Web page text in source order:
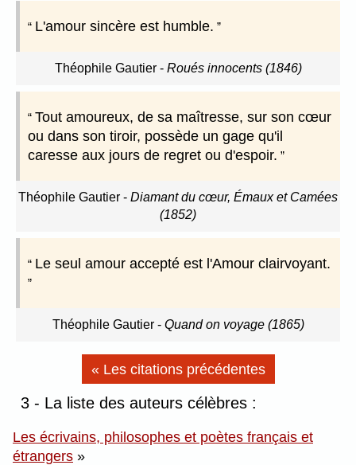
L'amour sincère est humble.
Théophile Gautier- Roués innocents (1846)
Tout amoureux, de sa maîtresse, sur son cœur
ou dans son tiroir, possède un gage qu'il
caresse aux jours de regret ou d'espoir.
Théophile Gautier - Diamant du cœur, Émaux et Camées
(1852)
Le seul amour accepté est l'Amour clairvoyant.
Théophile Gautier- Quand on voyage (1865)
« Les citations précédentes
3 - La liste des auteurs célèbres :
Les écrivains, philosophes et poètes français et
étrangers »